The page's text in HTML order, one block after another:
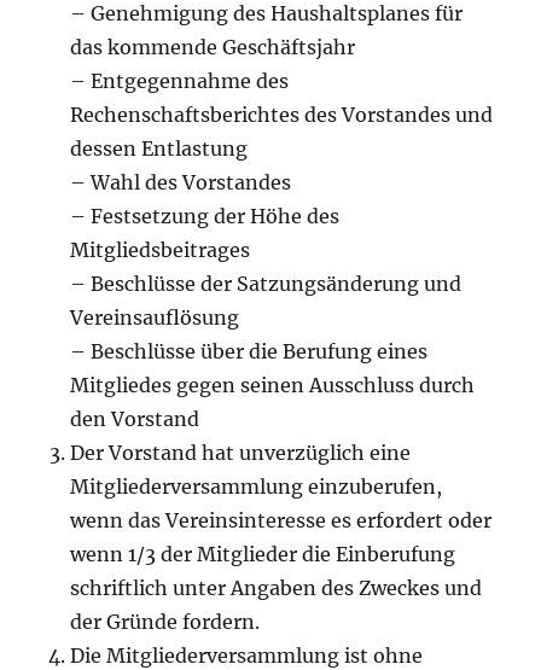
– Genehmigung des Haushaltsplanes für
das kommende Geschäftsjahr
– Entgegennahme des
Rechenschaftsberichtes des Vorstandes und
dessen Entlastung
– Wahl des Vorstandes
– Festsetzung der Höhe des
Mitgliedsbeitrages
– Beschlüsse der Satzungsänderung und
Vereinsauflösung
– Beschlüsse über die Berufung eines
Mitgliedes gegen seinen Ausschluss durch
den Vorstand
Der Vorstand hat unverzüglich eine
Mitgliederversammlung einzuberufen,
wenn das Vereinsinteresse es erfordert oder
wenn 1/3 der Mitglieder die Einberufung
schriftlich unter Angaben des Zweckes und
der Gründe fordern.
Die Mitgliederversammlung ist ohne